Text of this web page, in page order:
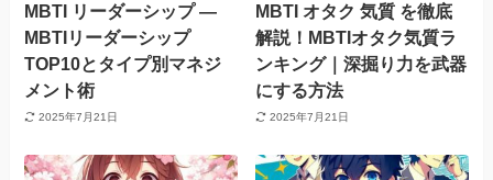
MBTI リーダーシップ —
MBTIリーダーシップ
TOP10とタイプ別マネジ
メント術
2025年7月21日
MBTI オタク 気質 を徹底
解説！MBTIオタク気質ラ
ンキング｜深掘り力を武器
にする方法
2025年7月21日